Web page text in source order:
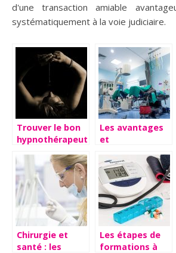
d'une transaction amiable
systématiquement à la voie judiciaire.
Trouver le bon
hypnothérapeute
votre stress
Les avantages
et
d’une
intervention de
chirurgie
Chirurgie et
santé : les
Les étapes de
formations à